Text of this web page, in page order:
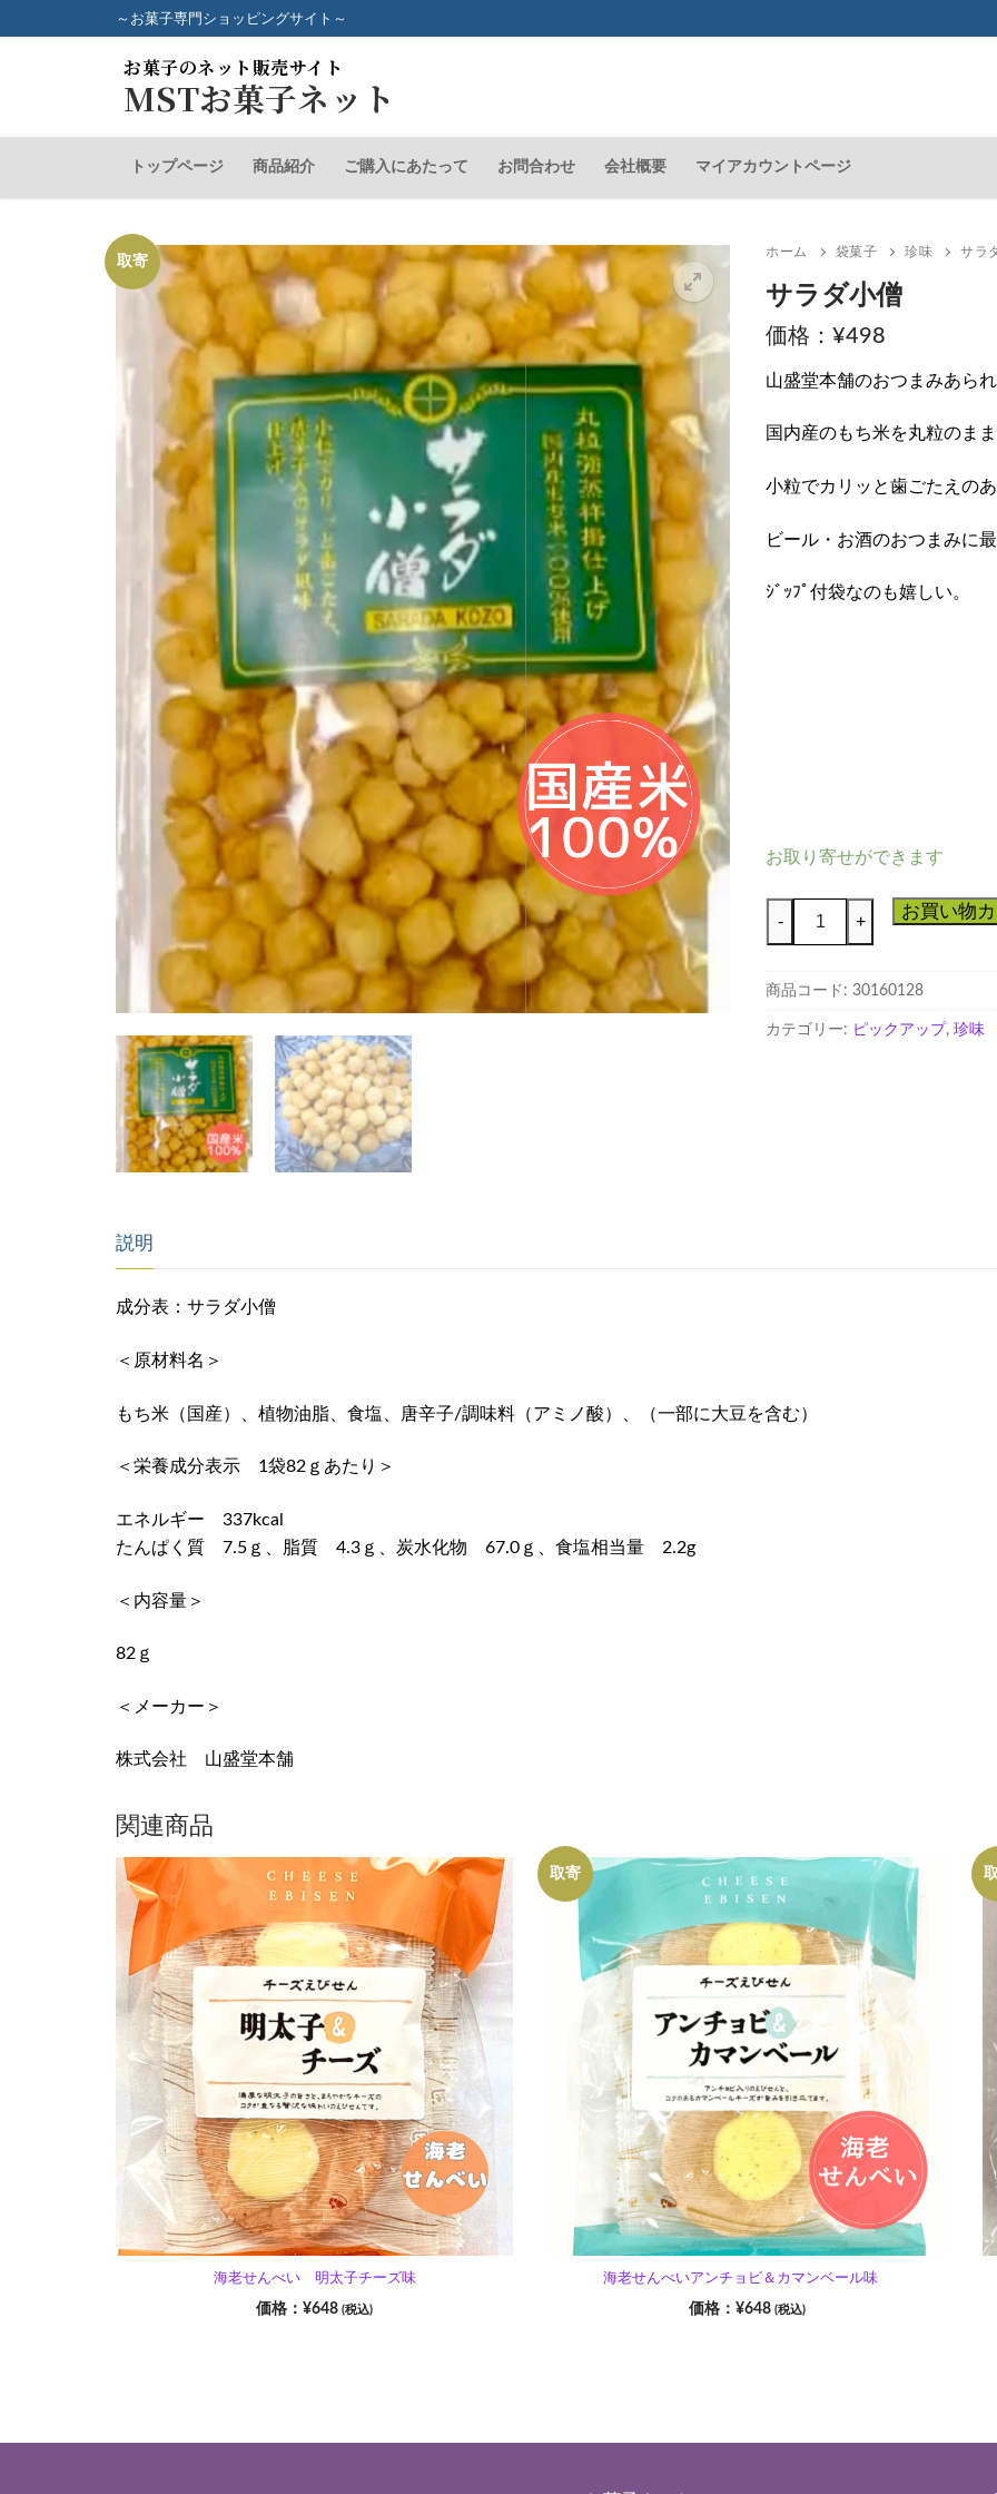
ン
～お菓子専門ショッピングサイト～
MSTお菓子ネット
お菓子のネット販売サイト
トップページ 商品紹介 ご購入にあたって お問合わせ 会社概要 マイアカウントページ
🔍
取寄
ホーム 袋菓子 珍味 サラ
サラダ小僧
¥498
山盛堂本舗のおつまみあら
国内産のもち米を丸粒のま
小粒でカリッと歯ごたえの
ビール・お酒のおつまみに
ｼﾞｯﾌﾟ付袋なのも嬉しい。
お取り寄せができます
小
僧
- + お買い物
商品コード: 30160128
カテゴリー: ピックアップ , 珍味
説明
成分表：サラダ小僧
＜原材料名＞
もち米（国産）、植物油脂、食塩、唐辛子/調味料（アミノ酸）、（一部に大豆を含む）
＜栄養成分表示 1袋82ｇあたり＞
エネルギー 337kcal
たんぱく質 7.5ｇ、脂質 4.3ｇ、炭水化物 67.0ｇ、食塩相当量 2.2g
＜内容量＞
82ｇ
＜メーカー＞
株式会社 山盛堂本舗
関連商品
海老せんべい 明太子チーズ味
¥648 (税込)
取寄
海老せんべいアンチョビ＆カマンベール味
¥648 (税込)